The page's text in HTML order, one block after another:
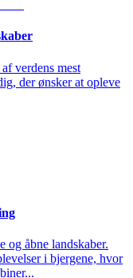
verdens mest
der ønsker at opleve
og åbne landskaber.
i bjergene, hvor